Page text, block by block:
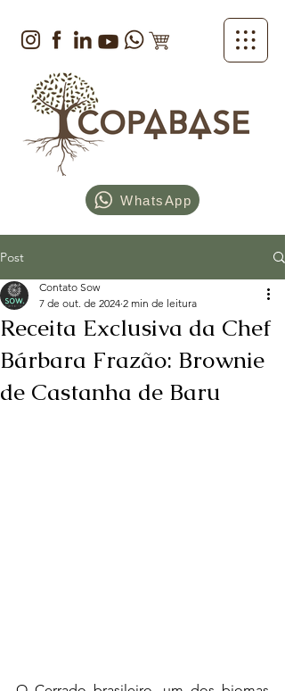
WhatsApp
Post
Receita Exclusiva da Chef
Bárbara Frazão: Brownie
de Castanha de Baru
Contato Sow
7 de out. de 2024 2 min de leitura